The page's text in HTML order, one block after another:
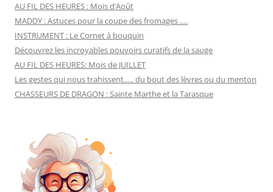
AU FIL DES HEURES : Mois d’Août
MADDY : Astuces pour la coupe des fromages ….
INSTRUMENT : Le Cornet à bouquin
Découvrez les incroyables pouvoirs curatifs de la sauge
AU FIL DES HEURES: Mois de JUILLET
Les gestes qui nous trahissent….. du bout des lèvres ou du menton
CHASSEURS DE DRAGON : Sainte Marthe et la Tarasque